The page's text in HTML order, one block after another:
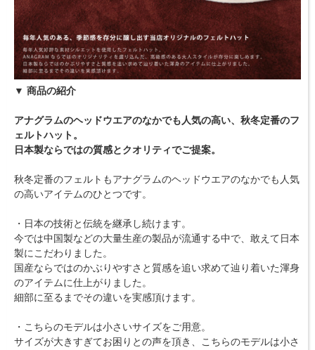
▼ 商品の紹介
アナグラムのヘッドウエアのなかでも人気の高い、秋冬定番のフ
ェルトハット。
日本製ならではの質感とクオリティでご提案。
秋冬定番のフェルトもアナグラムのヘッドウエアのなかでも人気
の高いアイテムのひとつです。
・日本の技術と伝統を継承し続けます。
今では中国製などの大量生産の製品が流通する中で、敢えて日本
製にこだわりました。
国産ならではのかぶりやすさと質感を追い求めて辿り着いた渾身
のアイテムに仕上がりました。
細部に至るまでその違いを実感頂けます。
・こちらのモデルは小さいサイズをご用意。
サイズが大きすぎてお困りとの声を頂き、こちらのモデルは小さ